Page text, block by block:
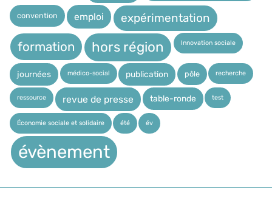
convention emploi expérimentation
formation hors région Innovation sociale
journées médico-social publication pôle recherche
ressource revue de presse table-ronde test
Économie sociale et solidaire été év
évènement